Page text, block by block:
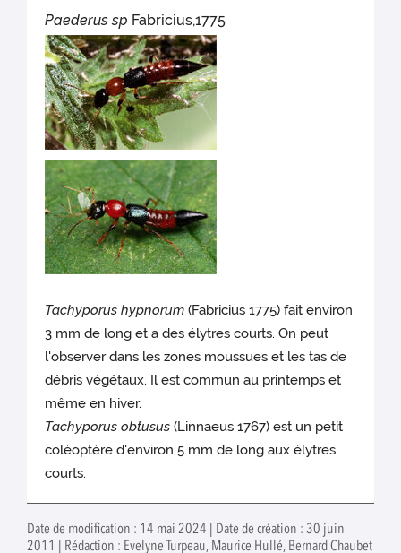
Paederus sp Fabricius,1775
Tachyporus hypnorum (Fabricius 1775) fait environ
3 mm de long et a des élytres courts. On peut
l'observer dans les zones moussues et les tas de
débris végétaux. Il est commun au printemps et
même en hiver.
Tachyporus obtusus (Linnaeus 1767) est un petit
coléoptère d'environ 5 mm de long aux élytres
courts.
Date de modification : 14 mai 2024 | Date de création : 30 juin
2011 | Rédaction : Evelyne Turpeau, Maurice Hullé, Bernard Chaubet